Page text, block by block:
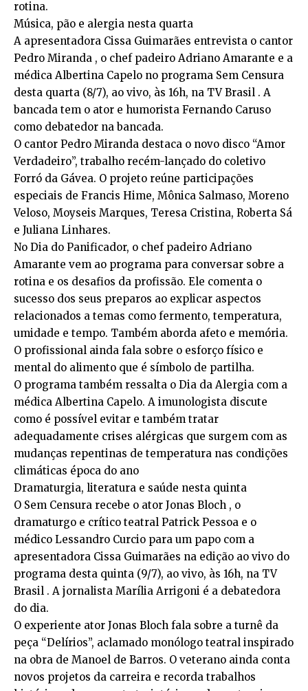
rotina.
Música, pão e alergia nesta quarta
A apresentadora Cissa Guimarães entrevista o cantor
Pedro Miranda , o chef padeiro Adriano Amarante e a
médica Albertina Capelo no programa Sem Censura
desta quarta (8/7), ao vivo, às 16h, na TV Brasil . A
bancada tem o ator e humorista Fernando Caruso
como debatedor na bancada.
O cantor Pedro Miranda destaca o novo disco “Amor
Verdadeiro”, trabalho recém-lançado do coletivo
Forró da Gávea. O projeto reúne participações
especiais de Francis Hime, Mônica Salmaso, Moreno
Veloso, Moyseis Marques, Teresa Cristina, Roberta Sá
e Juliana Linhares.
No Dia do Panificador, o chef padeiro Adriano
Amarante vem ao programa para conversar sobre a
rotina e os desafios da profissão. Ele comenta o
sucesso dos seus preparos ao explicar aspectos
relacionados a temas como fermento, temperatura,
umidade e tempo. Também aborda afeto e memória.
O profissional ainda fala sobre o esforço físico e
mental do alimento que é símbolo de partilha.
O programa também ressalta o Dia da Alergia com a
médica Albertina Capelo. A imunologista discute
como é possível evitar e também tratar
adequadamente crises alérgicas que surgem com as
mudanças repentinas de temperatura nas condições
climáticas época do ano
Dramaturgia, literatura e saúde nesta quinta
O Sem Censura recebe o ator Jonas Bloch , o
dramaturgo e crítico teatral Patrick Pessoa e o
médico Lessandro Curcio para um papo com a
apresentadora Cissa Guimarães na edição ao vivo do
programa desta quinta (9/7), ao vivo, às 16h, na TV
Brasil . A jornalista Marília Arrigoni é a debatedora
do dia.
O experiente ator Jonas Bloch fala sobre a turnê da
peça “Delírios”, aclamado monólogo teatral inspirado
na obra de Manoel de Barros. O veterano ainda conta
novos projetos da carreira e recorda trabalhos